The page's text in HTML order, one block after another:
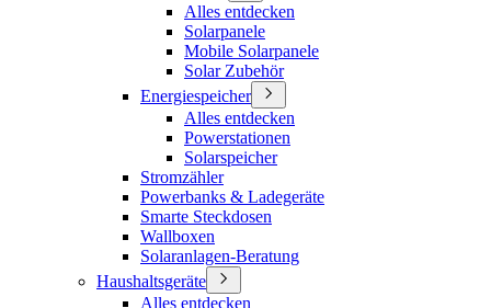
Alles entdecken
Solarpanele
Mobile Solarpanele
Solar Zubehör
Energiespeicher
Alles entdecken
Powerstationen
Solarspeicher
Stromzähler
Powerbanks & Ladegeräte
Smarte Steckdosen
Wallboxen
Solaranlagen-Beratung
Haushaltsgeräte
Alles entdecken